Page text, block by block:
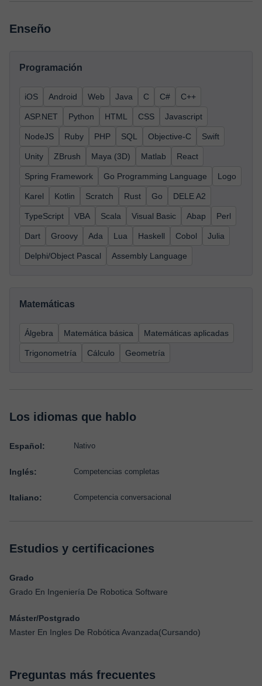
Enseño
Programación
iOS Android Web Java C C# C++
ASP.NET Python HTML CSS Javascript
NodeJS Ruby PHP SQL Objective-C Swift
Unity ZBrush Maya (3D) Matlab React
Spring Framework Go Programming Language Logo
Karel Kotlin Scratch Rust Go DELE A2
TypeScript VBA Scala Visual Basic Abap Perl
Dart Groovy Ada Lua Haskell Cobol Julia
Delphi/Object Pascal Assembly Language
Matemáticas
Álgebra Matemática básica Matemáticas aplicadas
Trigonometría Cálculo Geometría
Los idiomas que hablo
Español: Nativo
Inglés: Competencias completas
Italiano: Competencia conversacional
Estudios y certificaciones
Grado
Grado En Ingeniería De Robotica Software
Máster/Postgrado
Master En Ingles De Robótica Avanzada(Cursando)
Preguntas más frecuentes